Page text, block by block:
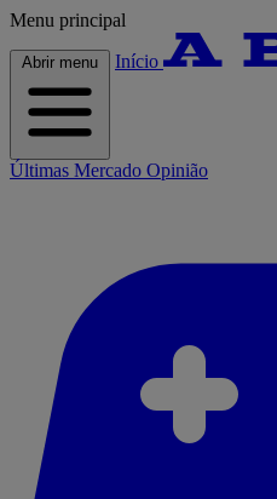
Menu principal
Abrir menu Início
Últimas Mercado Opinião